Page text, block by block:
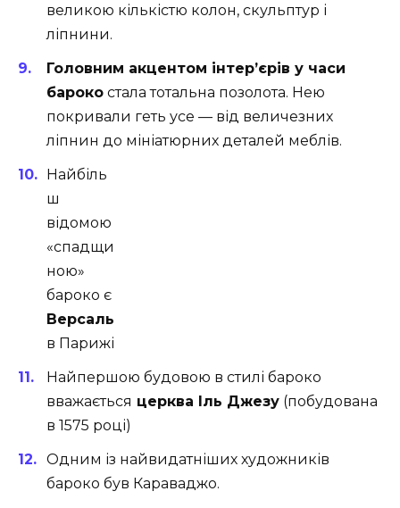
великою кількістю колон, скульптур і
ліпнини.
Головним акцентом інтер’єрів у часи
бароко стала тотальна позолота. Нею
покривали геть усе — від величезних
ліпнин до мініатюрних деталей меблів.
Найбіль
ш
відомою
«спадщи
ною»
бароко є
Версаль
в Парижі
Найпершою будовою в стилі бароко
вважається церква Іль Джезу (побудована
в 1575 році)
Одним із найвидатніших художників
бароко був Караваджо.